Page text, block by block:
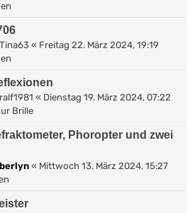
Tina63 « Freitag 22. März 2024, 19:19
ralf1981 « Dienstag 19. März 2024, 07:22
Brille
Phoropter und zwei
berlyn « Mittwoch 13. März 2024, 15:27